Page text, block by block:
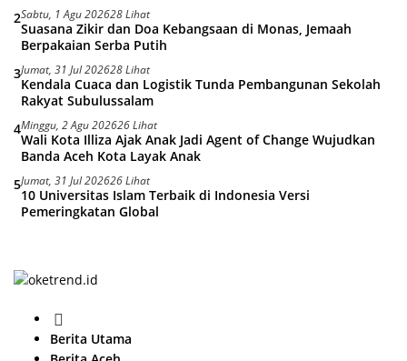
2Sabtu, 1 Agu 202628 Lihat
Suasana Zikir dan Doa Kebangsaan di Monas, Jemaah
Berpakaian Serba Putih
3Jumat, 31 Jul 202628 Lihat
Kendala Cuaca dan Logistik Tunda Pembangunan Sekolah
Rakyat Subulussalam
4Minggu, 2 Agu 202626 Lihat
Wali Kota Illiza Ajak Anak Jadi Agent of Change Wujudkan
Banda Aceh Kota Layak Anak
5Jumat, 31 Jul 202626 Lihat
10 Universitas Islam Terbaik di Indonesia Versi
Pemeringkatan Global
o
m
Berita Utama